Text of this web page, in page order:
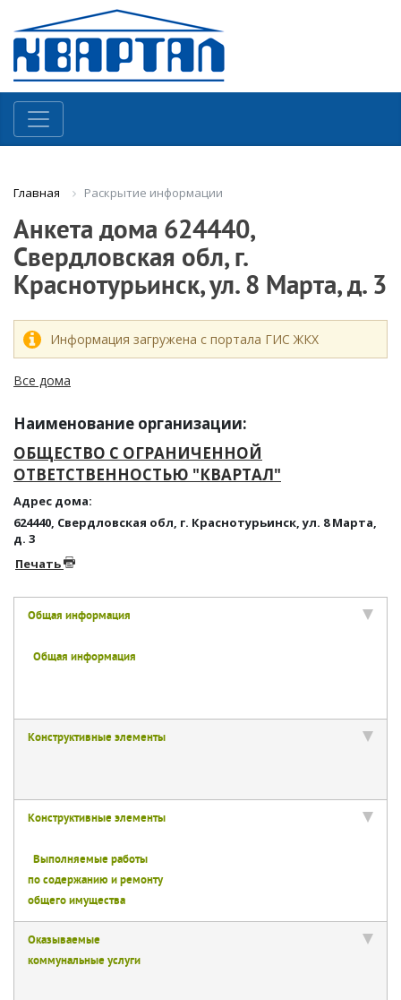
Главная Раскрытие информации
Анкета дома 624440,
Свердловская обл, г.
Краснотурьинск, ул. 8 Марта, д. 3
Информация загружена с портала ГИС ЖКХ
Все дома
Наименование организации:
ОБЩЕСТВО С ОГРАНИЧЕННОЙ
ОТВЕТСТВЕННОСТЬЮ "КВАРТАЛ"
Адрес дома:
624440, Свердловская обл, г. Краснотурьинск, ул. 8 Марта,
д. 3
Печать
Общая информация
Общая информация
Конструктивные элементы
Конструктивные элементы
Выполняемые работы
по содержанию и ремонту
общего имущества
Оказываемые
коммунальные услуги